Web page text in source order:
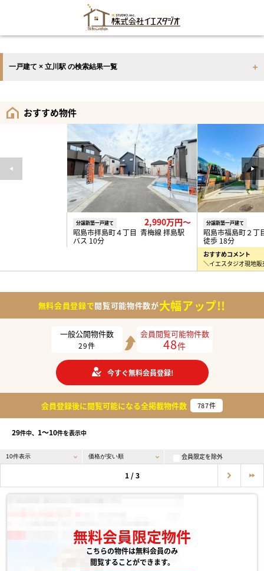
一戸建て × 立川駅 の検索結果一覧
おすすめ物件
分譲新築一戸建て 2,990万円〜
昭島市拝島町４丁目 青梅線 拝島駅
バス 10分
分譲新築一戸建て
昭島市福島町２丁
徒歩 18分
おすすめコメント
＼イエスタジオ現地販
無料会員登録で閲覧可能物件数が大幅アップ!!
一般公開物件数
29件
会員閲覧可能物件数
48件
今すぐ無料会員登録!
会員登録後に閲覧可能になる全掲載物件数 787件
29件中、 1〜10件を表示中
会員限定を除外
1 / 3
無料会員限定物件
こちらの物件は無料会員のみ
閲覧することができます。